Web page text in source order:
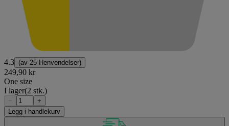
4.3 (av 25 Henvendelser)
249,90 kr
One size
I lager(2 stk.)
−
+
Legg i handlekurv